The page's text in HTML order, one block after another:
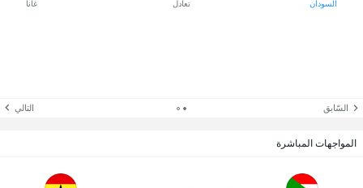
السودان تعادل غانا
السّابق التالي
المواجهات المباشرة